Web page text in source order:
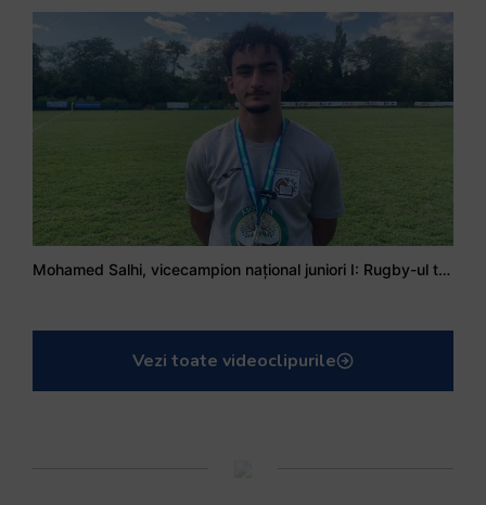
Mohamed Salhi, vicecampion național juniori I: Rugby-ul te învață să accepți și înfrângerile
Vezi toate videoclipurile